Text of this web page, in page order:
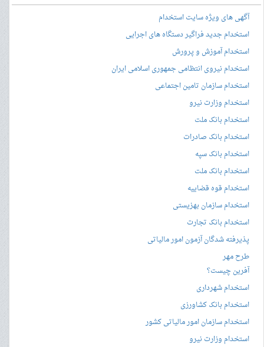
آگهی های ویژه سایت استخدام
استخدام جدید فراگیر دستگاه های اجرایی
استخدام آموزش و پرورش
استخدام نیروی انتظامی جمهوری اسلامی ایران
استخدام سازمان تامین اجتماعی
استخدام وزارت نیرو
استخدام بانک ملت
استخدام بانک صادرات
استخدام بانک سپه
استخدام بانک ملت
استخدام قوه قضاییه
استخدام سازمان بهزیستی
استخدام بانک تجارت
پذیرفته شدگان آزمون امور مالیاتی
طرح مهر
آفرین چیست؟
استخدام شهرداری
استخدام بانک کشاورزی
استخدام سازمان امور مالیاتی کشور
استخدام وزارت نیرو